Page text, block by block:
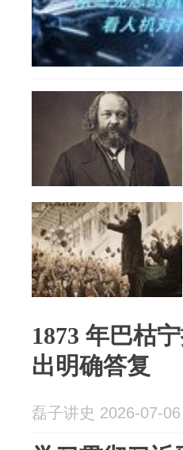
1873 年巴枯
出明确答复
磊子讲史 2026-07-06